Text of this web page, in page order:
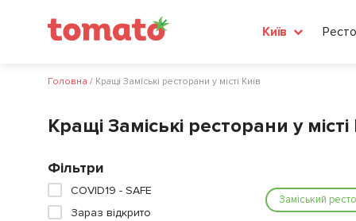
Київ
Головна / Кращі Заміські ресторани у місті Київ
Кращі Заміські ресторани у місті
Фільтри
COVID19 - SAFE
Зараз відкрито
Заміський